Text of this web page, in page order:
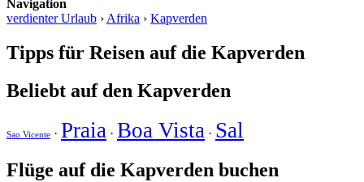
Navigation
verdienter Urlaub ›Afrika › Kapverden
Tipps für Reisen auf die Kapverden
Beliebt auf den Kapverden
Sao Vicente · Praia · Boa Vista · Sal
Flüge auf die Kapverden buchen